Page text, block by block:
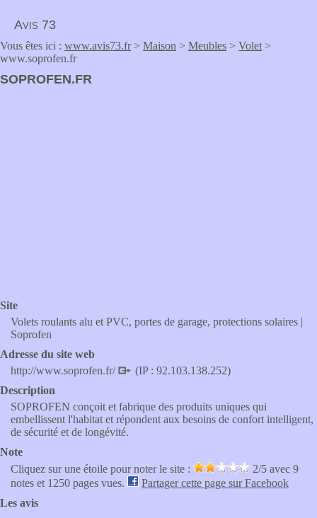
Avis 73
Vous êtes ici : www.avis73.fr> Maison > Meubles > Volet >
www.soprofen.fr
SOPROFEN.FR
Site
Volets roulants alu et PVC, portes de garage, protections solaires |
Soprofen
Adresse du site web
http://www.soprofen.fr/
(IP : 92.103.138.252)
Description
SOPROFEN conçoit et fabrique des produits uniques qui
embellissent l'habitat et répondent aux besoins de confort intelligent,
de sécurité et de longévité.
Note
Cliquez sur une étoile pour noter le site :
2/5 avec 9
notes et 1250 pages vues.
Partager cette page sur Facebook
Les avis